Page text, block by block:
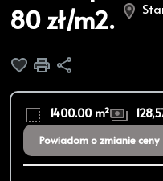
80 zł/m2.
Dodaj do ulubionych
Drukuj
1400.00 m²
Powiadom o zmianie ceny